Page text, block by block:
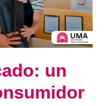
un